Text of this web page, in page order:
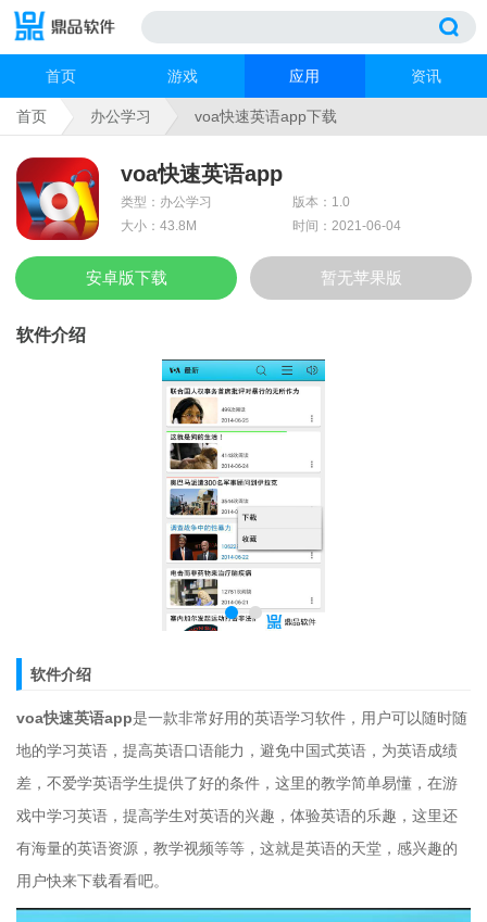
首页 游戏 应用 资讯
首页 办公学习 voa快速英语app下载
voa快速英语app
类型：办公学习
版本：1.0
大小：43.8M
时间：2021-06-04
安卓版下载 暂无苹果版
软件介绍
软件介绍
voa快速英语app是一款非常好用的英语学习软件，用户可以随时随
地的学习英语，提高英语口语能力，避免中国式英语，为英语成绩
差，不爱学英语学生提供了好的条件，这里的教学简单易懂，在游
戏中学习英语，提高学生对英语的兴趣，体验英语的乐趣，这里还
有海量的英语资源，教学视频等等，这就是英语的天堂，感兴趣的
用户快来下载看看吧。